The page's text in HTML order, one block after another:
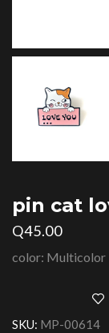
pin cat
Q45.00
color: Multicolor
SKU: MP-00614